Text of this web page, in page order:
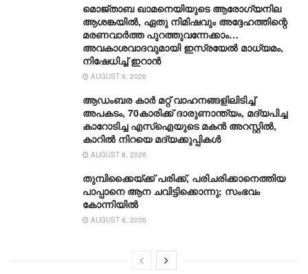
മൊജ്താബ ഖാമനെയിയുടെ ആരോ​ഗ്യനില
ആശങ്കയിൽ, ഏതു നിമിഷവും അദ്ദേഹത്തിന്റെ
മരണവാർത്ത പുറത്തുവന്നേക്കാം…
അവകാശവാദവുമായി ഇസ്രയേൽ മാധ്യമം,
നിഷേധിച്ച് ഇറാൻ
AUGUST 8, 2026
ആഡംബര കാര്‍ മറ്റ് വാഹനങ്ങളിലിടിച്ച്
അപകടം, 70കാരിക്ക് ദാരുണാന്ത്യം, മദ്യപിച്ച
കാറോടിച്ച എസ്ഐയുടെ മകന്‍ അറസ്റ്റില്‍,
കാറില്‍ നിറയെ മദ്യക്കുപ്പികള്‍
AUGUST 8, 2026
തുമ്പിക്കൈയ്ക്ക് പരിക്ക്, പരിചരിക്കാനെത്തിയ
പാപ്പാനെ ആന ചവിട്ടിക്കൊന്നു; സംഭവം
കോന്നിയിൽ
AUGUST 8, 2026